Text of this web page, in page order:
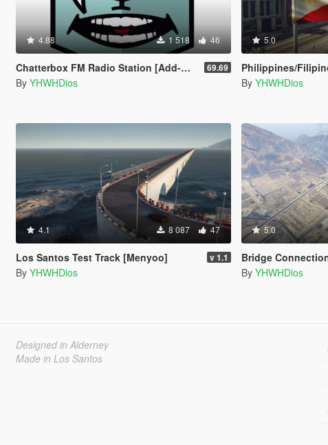
4.88 1 518 46
Chatterbox FM Radio Station [Add-On] 69.69
By YHWHDios
5.0
Philippines/
By YHWHDios
4.1 8 087 47
Los Santos Test Track [Menyoo] v 1.1
By YHWHDios
5.0
Bridge Connection for
By YHWHDios
Designed in Alderney
Made in Los Santos